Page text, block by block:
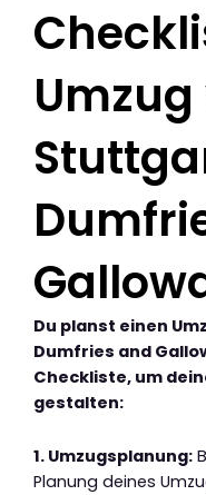
Du planst einen
Dumfries and
Checkliste, um
gestalten:
1. Umzugsplanung:
Planung deines